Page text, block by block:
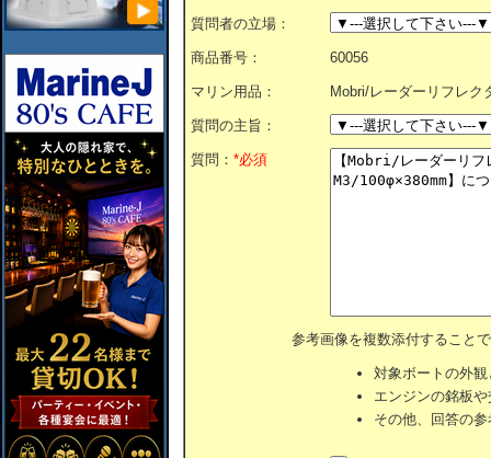
質問者の立場：
商品番号： 60056
マリン用品： Mobri/レーダーリフレク
質問の主旨：
質問： *必須
参考画像を複数添付すること
対象ボートの外
エンジンの銘板
その他、回答の